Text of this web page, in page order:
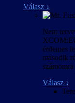
Válasz ↓
Nem
érdemes
második
Válasz ↓